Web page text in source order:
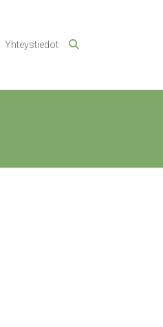
Yhteystiedot